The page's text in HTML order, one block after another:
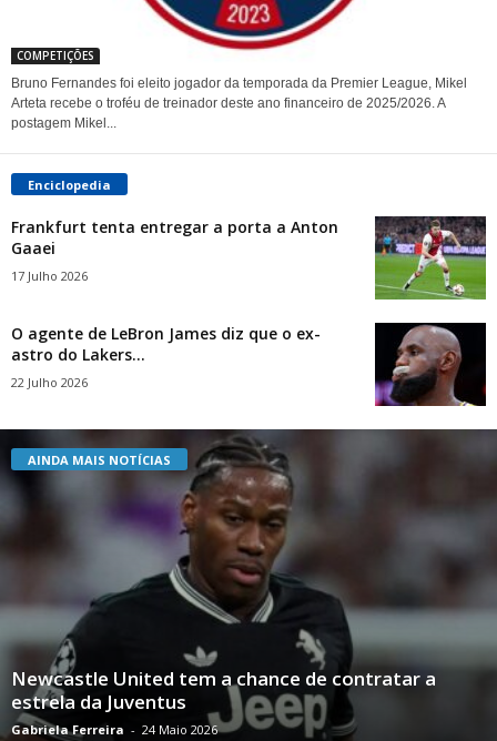
COMPETIÇÕES
Bruno Fernandes foi eleito jogador da temporada da Premier League, Mikel
Arteta recebe o troféu de treinador deste ano financeiro de 2025/2026. A
postagem Mikel...
Enciclopedia
Frankfurt tenta entregar a porta a Anton
Gaaei
17 Julho 2026
O agente de LeBron James diz que o ex-
astro do Lakers...
22 Julho 2026
AINDA MAIS NOTÍCIAS
Newcastle United tem a chance de contratar a
estrela da Juventus
Gabriela Ferreira - 24 Maio 2026